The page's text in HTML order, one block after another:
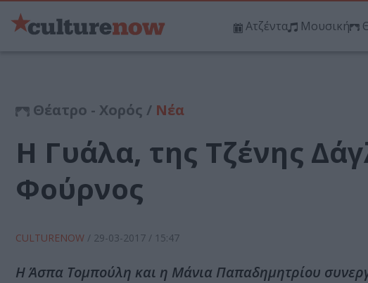
Ατζέντα Μουσική
Θέατρο - Χορός / Νέα
Η Γυάλα, της Τζένης
Φούρνος
CULTURENOW / 29-03-2017 / 15:47
Η Άσπα Τομπούλη και η Μάνια Παπαδημητρίου